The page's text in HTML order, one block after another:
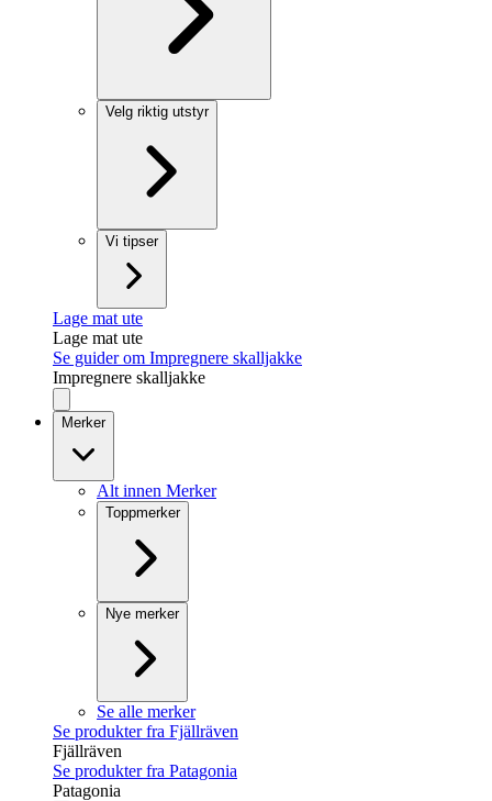
Velg riktig utstyr
Vi tipser
Lage mat ute
Lage mat ute
Se guider om Impregnere skalljakke
Impregnere skalljakke
Merker
Alt innen Merker
Toppmerker
Nye merker
Se alle merker
Se produkter fra Fjällräven
Fjällräven
Se produkter fra Patagonia
Patagonia